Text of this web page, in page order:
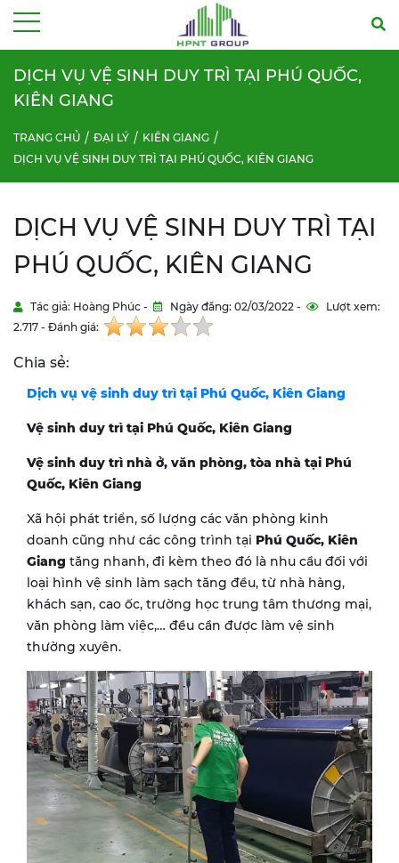
DỊCH VỤ VỆ SINH DUY TRÌ TẠI PHÚ QUỐC,
KIÊN GIANG
TRANG CHỦ ĐẠI LÝ
KIÊN GIANG
DỊCH VỤ VỆ SINH DUY TRÌ TẠI PHÚ QUỐC, KIÊN GIANG
DỊCH VỤ VỆ SINH DUY TRÌ TẠI
PHÚ QUỐC, KIÊN GIANG
Tác giả: Hoàng Phúc - Ngày đăng: 02/03/2022 -
Lượt xem:
2.717 - Đánh giá:
Chia sẻ:
Dịch vụ vệ sinh duy trì tại Phú Quốc, Kiên Giang
Vệ sinh duy trì tại Phú Quốc, Kiên Giang
Vệ sinh duy trì nhà ở, văn phòng, tòa nhà tại Phú
Quốc, Kiên Giang
Xã hội phát triển, số lượng các văn phòng kinh
doanh cũng như các công trình tại Phú Quốc, Kiên
Giang tăng nhanh, đi kèm theo đó là nhu cầu đối với
loại hình vệ sinh làm sạch tăng đều, từ nhà hàng,
khách sạn, cao ốc, trường học trung tâm thương mại,
văn phòng làm việc,… đều cần được làm vệ sinh
thường xuyên.